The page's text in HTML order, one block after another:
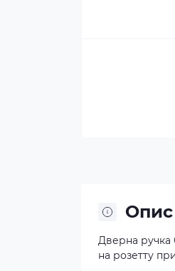
Опис
Дверна ручка
на розетту